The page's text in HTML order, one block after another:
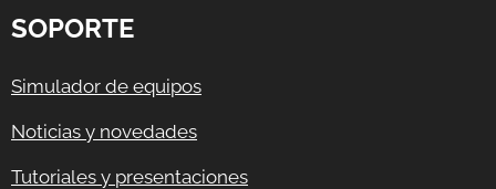
SOPORTE
Simulador de equipos
Noticias y novedades
Tutoriales y presentaciones